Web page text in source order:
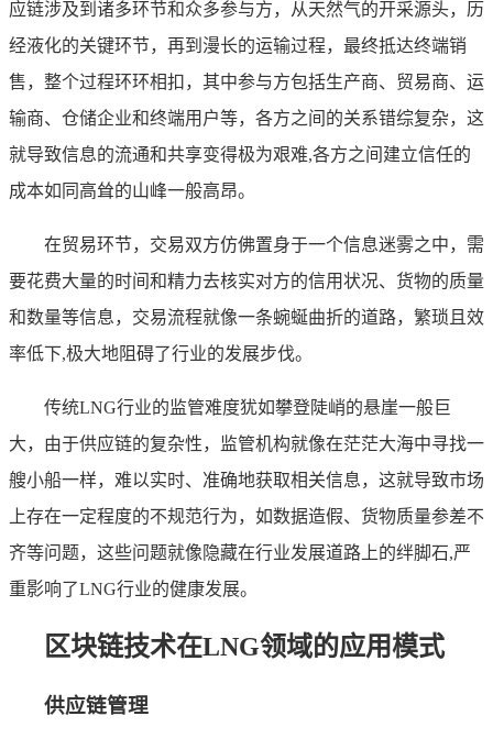
应链涉及到诸多环节和众多参与方，从天然气的开采源头，历
经液化的关键环节，再到漫长的运输过程，最终抵达终端销
售，整个过程环环相扣，其中参与方包括生产商、贸易商、运
输商、仓储企业和终端用户等，各方之间的关系错综复杂，这
就导致信息的流通和共享变得极为艰难,各方之间建立信任的
成本如同高耸的山峰一般高昂。
在贸易环节，交易双方仿佛置身于一个信息迷雾之中，需
要花费大量的时间和精力去核实对方的信用状况、货物的质量
和数量等信息，交易流程就像一条蜿蜒曲折的道路，繁琐且效
率低下,极大地阻碍了行业的发展步伐。
传统LNG行业的监管难度犹如攀登陡峭的悬崖一般巨
大，由于供应链的复杂性，监管机构就像在茫茫大海中寻找一
艘小船一样，难以实时、准确地获取相关信息，这就导致市场
上存在一定程度的不规范行为，如数据造假、货物质量参差不
齐等问题，这些问题就像隐藏在行业发展道路上的绊脚石,严
重影响了LNG行业的健康发展。
区块链技术在LNG领域的应用模式
供应链管理